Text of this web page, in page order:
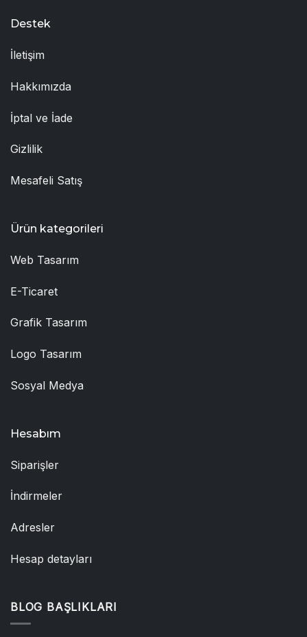
Destek
İletişim
Hakkımızda
İptal ve İade
Gizlilik
Mesafeli Satış
Ürün kategorileri
Web Tasarım
E-Ticaret
Grafik Tasarım
Logo Tasarım
Sosyal Medya
Hesabım
Siparişler
İndirmeler
Adresler
Hesap detayları
BLOG BAŞLIKLARI